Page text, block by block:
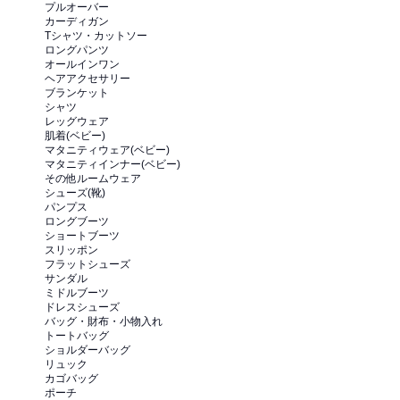
プルオーバー
カーディガン
Tシャツ・カットソー
ロングパンツ
オールインワン
ヘアアクセサリー
ブランケット
シャツ
レッグウェア
肌着(ベビー)
マタニティウェア(ベビー)
マタニティインナー(ベビー)
その他ルームウェア
シューズ(靴)
パンプス
ロングブーツ
ショートブーツ
スリッポン
フラットシューズ
サンダル
ミドルブーツ
ドレスシューズ
バッグ・財布・小物入れ
トートバッグ
ショルダーバッグ
リュック
カゴバッグ
ポーチ